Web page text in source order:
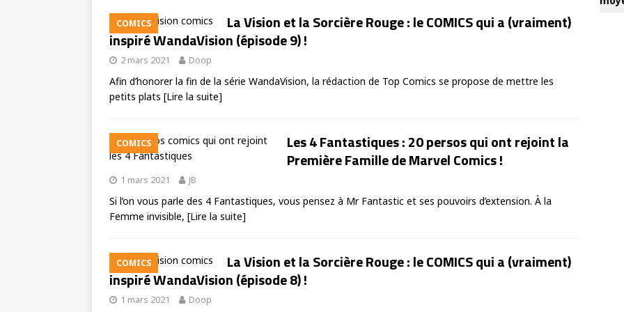
COMICS
La Vision et la Sorcière Rouge : le COMICS qui a (vraiment)
inspiré WandaVision (épisode 9) !
2 mars 2021 Doop
Afin d’honorer la fin de la série WandaVision, la rédaction de Top Comics se propose de mettre les
petits plats [Lire la suite]
COMICS
Les 4 Fantastiques : 20 persos qui ont rejoint la
Première Famille de Marvel Comics !
1 mars 2021 JB
Si l’on vous parle des 4 Fantastiques, vous pensez à Mr Fantastic et ses pouvoirs d’extension. À la
Femme invisible, [Lire la suite]
COMICS
La Vision et la Sorcière Rouge : le COMICS qui a (vraiment)
inspiré WandaVision (épisode 8) !
1 mars 2021 Doop